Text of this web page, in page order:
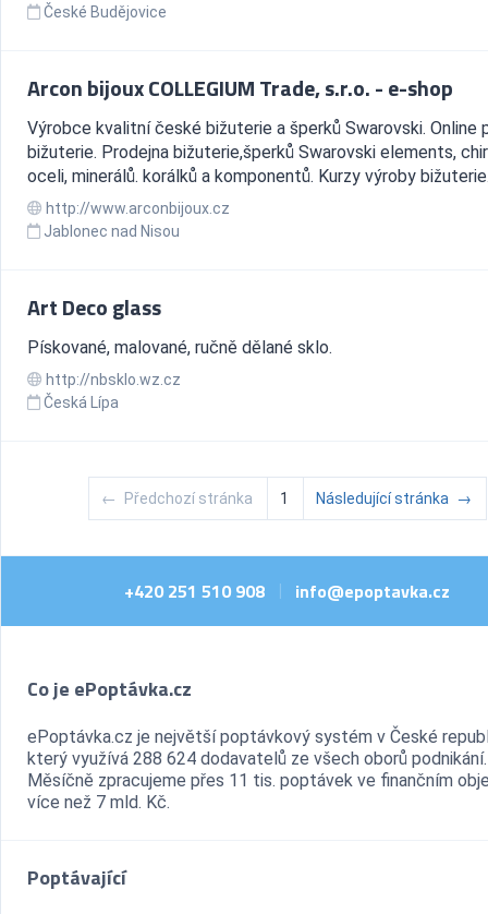
České Budějovice
Arcon bijoux COLLEGIUM Trade, s.r.o. - e-shop
Výrobce kvalitní české bižuterie a šperků Swarovski. Online
bižuterie. Prodejna bižuterie,šperků Swarovski elements,
oceli, minerálů. korálků a komponentů. Kurzy výroby
http://www.arconbijoux.cz
Jablonec nad Nisou
Art Deco glass
Pískované, malované, ručně dělané sklo.
http://nbsklo.wz.cz
Česká Lípa
← Předchozí stránka 1 Následující stránka →
+420 251 510 908 | info@epoptavka.cz
Co je ePoptávka.cz
ePoptávka.cz je největší poptávkový systém v České
který využívá 288 624 dodavatelů ze všech oborů podnikání.
Měsíčně zpracujeme přes 11 tis. poptávek ve finančním
více než 7 mld. Kč.
Poptávající